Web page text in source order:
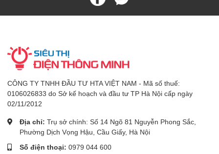
CÔNG TY TNHH ĐẦU TƯ HTA VIỆT NAM - Mã số thuế:
0106026833 do Sở kế hoạch và đầu tư TP Hà Nội cấp ngày
02/11/2012
Địa chỉ: Trụ sở chính: Số 14 Ngõ 81 Nguyễn Phong Sắc,
Phường Dịch Vọng Hậu, Cầu Giấy, Hà Nội
Số điện thoại: 0979 044 600